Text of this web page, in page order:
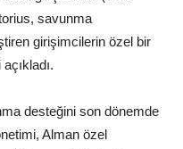
savunma
girişimcilerin özel bir
desteğini son dönemde
Alman özel